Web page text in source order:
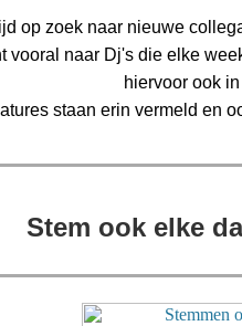
op zoek naar nieuwe
vooral naar Dj's die elke
hiervoor ook
staan erin vermeld en
Stem ook elke